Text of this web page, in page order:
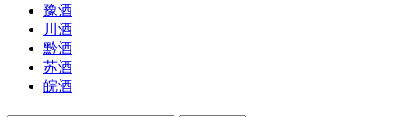
豫酒
川酒
黔酒
苏酒
皖酒